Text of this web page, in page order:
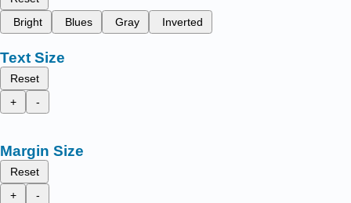
Bright
Blues Gray Inverted
Text Size
Reset
+
-
Margin Size
Reset
+
-